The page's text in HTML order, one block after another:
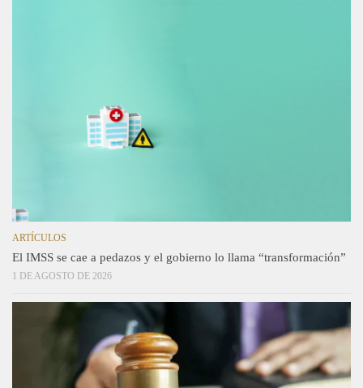
ARTÍCULOS
El IMSS se cae a pedazos y el gobierno lo llama “transformación”
1 DE AGOSTO DE 2026